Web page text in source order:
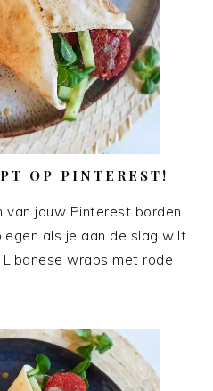
OP PINTEREST!
jouw Pinterest borden.
als je aan de slag wilt
wraps met rode